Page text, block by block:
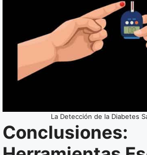
La Detección de la Diabetes
Conclusiones: